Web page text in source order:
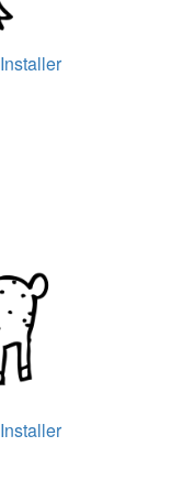
Installer
Installer